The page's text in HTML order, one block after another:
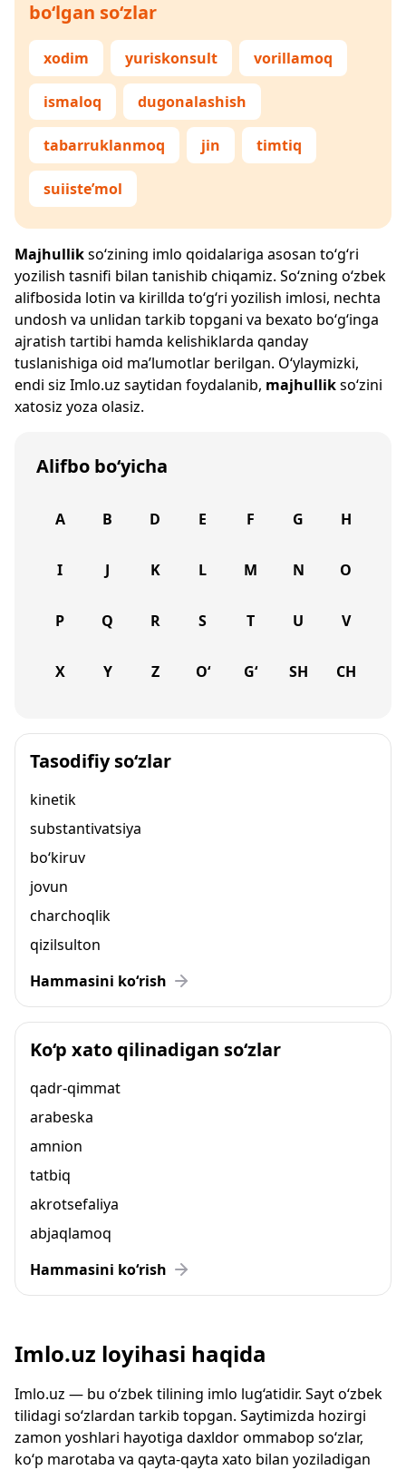
bo‘lgan so‘zlar
xodim yuriskonsult vorillamoq
ismaloq dugonalashish
tabarruklanmoq jin timtiq
suiiste’mol
Majhullikso‘zining imlo qoidalariga asosan to‘g‘ri
yozilish tasnifi bilan tanishib chiqamiz. So‘zning o‘zbek
alifbosida lotin va kirillda to‘g‘ri yozilish imlosi, nechta
undosh va unlidan tarkib topgani va bexato bo‘g‘inga
ajratish tartibi hamda kelishiklarda qanday
tuslanishiga oid ma’lumotlar berilgan. O‘ylaymizki,
endi siz Imlo.uz saytidan foydalanib, majhullikso‘zini
xatosiz yoza olasiz.
Alifbo bo‘yicha
A B D E F G H
I J K L M N O
P Q R S T U V
X Y Z O‘ G‘ SH CH
Tasodifiy so‘zlar
kinetik
substantivatsiya
bo‘kiruv
jovun
charchoqlik
qizilsulton
Hammasini ko‘rish
Ko‘p xato qilinadigan so‘zlar
qadr-qimmat
arabeska
amnion
tatbiq
akrotsefaliya
abjaqlamoq
Hammasini ko‘rish
Imlo.uz loyihasi haqida
Imlo.uz — bu o‘zbek tilining imlo lug‘atidir. Sayt o‘zbek
tilidagi so‘zlardan tarkib topgan. Saytimizda hozirgi
zamon yoshlari hayotiga daxldor ommabop so‘zlar,
ko‘p marotaba va qayta-qayta xato bilan yoziladigan